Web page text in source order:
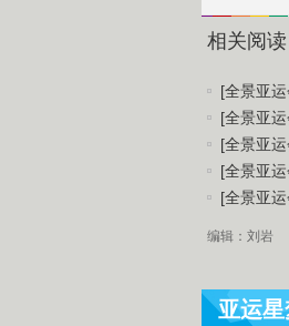
相关阅读
[全景亚
[全景亚运
[全景亚
[全景亚
[全景亚
编辑：刘岩
亚运